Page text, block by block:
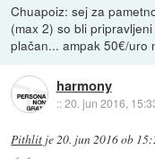
Chuapoiz: sej za
(max 2) so bli
plačan... ampak 50€/uro
harmony
::20. jun 2016,
Pithlit je 20. jun 2016 ob